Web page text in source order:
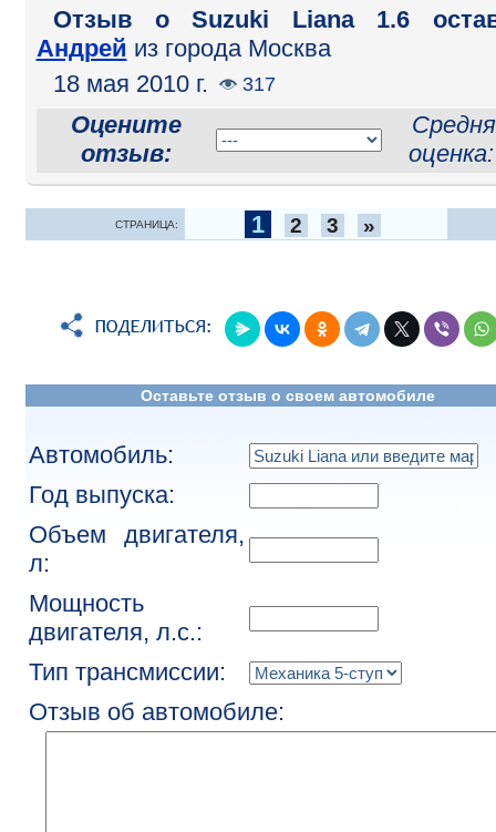
Отзыв o Suzuki Liana 1.6
Андрей из города Москва
18 мая 2010 г.
317
Оцените
отзыв:
СТРАНИЦА: 1 2 3 »
Оставьте отзыв о своем автомобиле
Автомобиль:
Год выпуска:
Объем двигателя,
л:
Мощность
двигателя, л.с.:
Тип трансмиссии:
Отзыв об автомобиле: